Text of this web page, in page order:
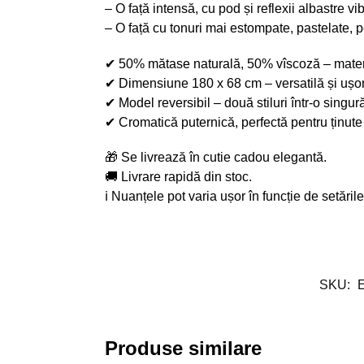
– O față intensă, cu pod și reflexii albastre
– O față cu tonuri mai estompate, pastelate,
✔ 50% mătase naturală, 50% vîscoză –
✔ Dimensiune 180 x 68 cm – versatilă și
✔ Model reversibil – două stiluri într-o
✔ Cromatică puternică, perfectă pentru
🎁 Se livrează în cutie cadou elegantă.
🚚 Livrare rapidă din stoc.
ℹ Nuanțele pot varia ușor în funcție de
SKU:
Produse similare